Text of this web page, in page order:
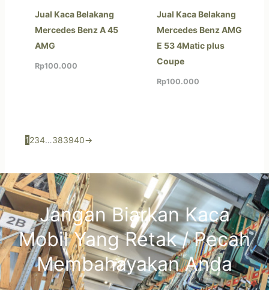
Jual Kaca Belakang
Mercedes Benz A 45
AMG
Rp100.000
Jual Kaca Belakang
Mercedes Benz AMG
E 53 4Matic plus
Coupe
Rp100.000
1234…383940→
Jangan Biarkan Kaca
Mobil Yang Retak / Pecah
Membahayakan Anda